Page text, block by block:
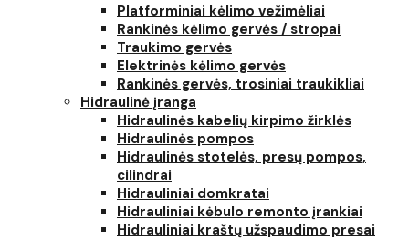
Platforminiai kėlimo vežimėliai
Rankinės kėlimo gervės / stropai
Traukimo gervės
Elektrinės kėlimo gervės
Rankinės gervės, trosiniai traukikliai
Hidraulinė įranga
Hidraulinės kabelių kirpimo žirklės
Hidraulinės pompos
Hidraulinės stotelės, presų pompos,
cilindrai
Hidrauliniai domkratai
Hidrauliniai kėbulo remonto įrankiai
Hidrauliniai kraštų užspaudimo presai